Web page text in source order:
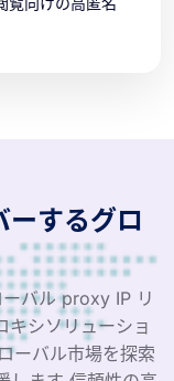
ーするグロ
バル proxy IP リ
キシソリューショ
ーバル市場を探索